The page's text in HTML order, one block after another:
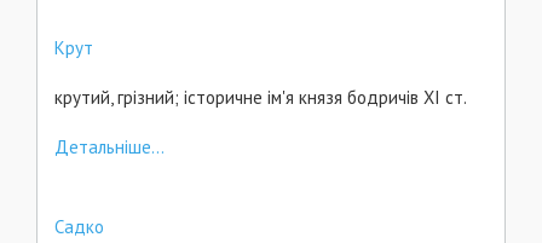
Крут
крутий, грізний; історичне ім'я князя бодричів ХІ ст.
Детальніше...
Садко